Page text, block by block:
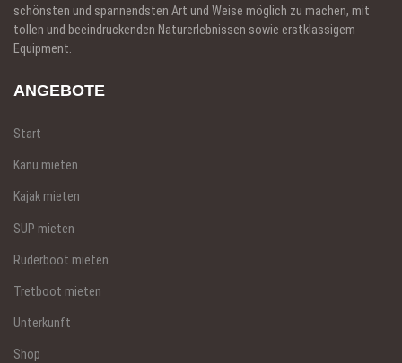
schönsten und spannendsten Art und Weise möglich zu machen, mit
tollen und beeindruckenden Naturerlebnissen sowie erstklassigem
Equipment.
ANGEBOTE
Start
Kanu mieten
Kajak mieten
SUP mieten
Ruderboot mieten
Tretboot mieten
Unterkunft
Shop